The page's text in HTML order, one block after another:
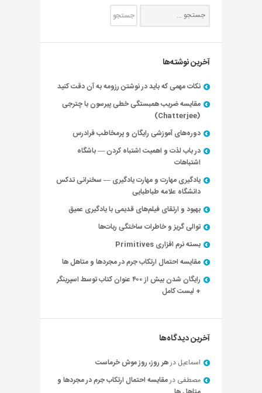
آخرین نوشته‌ها
نکات مهمی که باید در نوشتن رزومه به آن دقت کنید
مقایسه ضریب همبستگی خطی پیرسون با چترجی
(Chatterjee)
دوره‌های آموزشی رایگان و پرمخاطب فرادرس
در باب لذت و اهمیت اشتباه کردن — باشگاه
اشتباهات
یادگیری مهارت و مهارت یادگیری — سخنرانی تدکس
دانشگاه علامه طباطبایی
بهبود و ارتقای فیلم‌های قدیمی با یادگیری عمیق
توالی گریز و خاطرات ساختگی ربات‌ها
بسته نرم افزاری Primitives
مقایسه احتمال ارتکاب جرم در مجردها و متاهل ها
رایگان شدن بیش از ۴۰۰ عنوان کتاب توسط اسپرینگر
+ لیست کامل
آخرین دیدگاه‌ها
اسماعیل درهر روز، روز موش خرماست
مصطفی درمقایسه احتمال ارتکاب جرم در مجردها و